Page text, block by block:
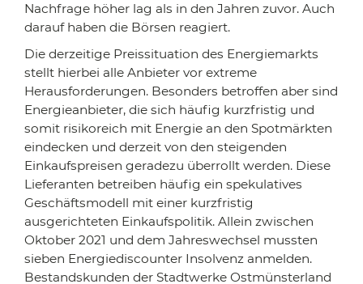
Nachfrage höher lag als in den Jahren zuvor. Auch
darauf haben die Börsen reagiert.
Die derzeitige Preissituation des Energiemarkts
stellt hierbei alle Anbieter vor extreme
Herausforderungen. Besonders betroffen aber sind
Energieanbieter, die sich häufig kurzfristig und
somit risikoreich mit Energie an den Spotmärkten
eindecken und derzeit von den steigenden
Einkaufspreisen geradezu überrollt werden. Diese
Lieferanten betreiben häufig ein spekulatives
Geschäftsmodell mit einer kurzfristig
ausgerichteten Einkaufspolitik. Allein zwischen
Oktober 2021 und dem Jahreswechsel mussten
sieben Energiediscounter Insolvenz anmelden.
Bestandskunden der Stadtwerke Ostmünsterland